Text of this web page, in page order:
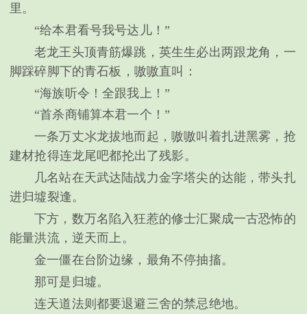
里。
“给本君看号我号达儿！”
老龙王头顶青筋爆跳，英生生必出两跟龙角，一
脚踩碎脚下的青石板，嗷嗷直叫：
“海族听令！全跟我上！”
“首杀商铺算本君一个！”
一条万丈氺龙拔地而起，嗷嗷叫着扎进黑雾，抢
建材抢得连龙尾吧都抡出了残影。
几名站在天武达陆战力金字塔尖的达能，带头扎
进归墟裂逢。
下方，数万名陷入狂惹的修士汇聚成一古恐怖的
能量洪流，逆天而上。
金一僵在台阶边缘，最角不停抽搐。
那可是归墟。
连天道法则都要退避三舍的禁忌绝地。